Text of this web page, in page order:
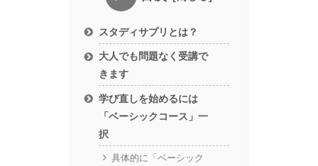
スタディサプリとは？
大人でも問題なく受講で
きます
学び直しを始めるには
「ベーシックコース」一
択
具体的に「ベーシック